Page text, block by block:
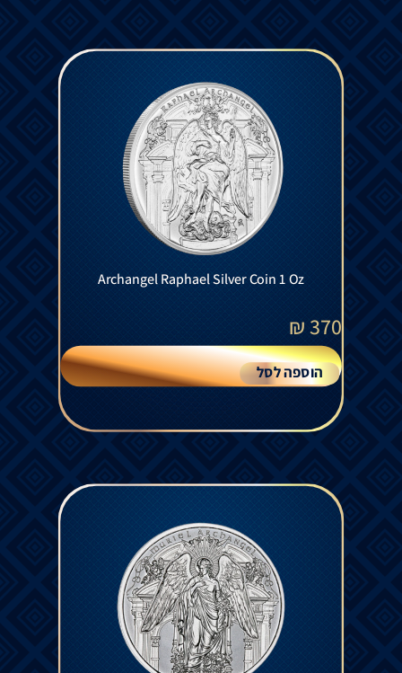
Archangel Raphael Silver Coin 1 Oz
370
₪
הוספה לסל